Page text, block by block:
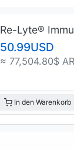
50.99USD
≈ 77,504.80$
In den Warenkorb